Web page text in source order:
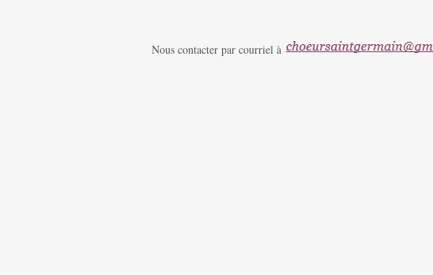
Nous contacter par courriel à